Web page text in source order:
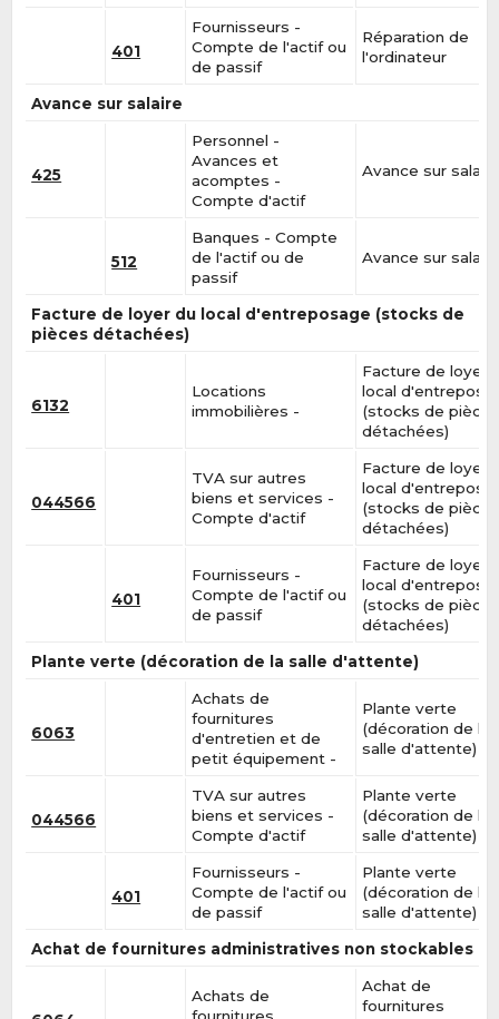
401
Fournisseurs -
Compte de l'actif ou
de passif
Réparation de
l'ordinateur
Avance sur salaire
425
Personnel -
Avances et
acomptes -
Compte d'actif
Avance sur
512
Banques - Compte
de l'actif ou de
passif
Avance sur
Facture de loyer du local d'entreposage (stocks de
pièces détachées)
6132
Locations
immobilières -
Facture de loyer
local
(stocks de
détachées)
044566
TVA sur autres
biens et services -
Compte d'actif
Facture de loyer
local
(stocks de
détachées)
401
Fournisseurs -
Compte de l'actif ou
de passif
Facture de loyer
local
(stocks de
détachées)
Plante verte (décoration de la salle d'attente)
6063
Achats de
fournitures
d'entretien et de
petit équipement -
Plante verte
(décoration de la
salle d'attente)
044566
TVA sur autres
biens et services -
Compte d'actif
Plante verte
(décoration de la
salle d'attente)
401
Fournisseurs -
Compte de l'actif ou
de passif
Plante verte
(décoration de la
salle d'attente)
Achat de fournitures administratives non stockables
Achats de
fournitures
Achat de
fournitures